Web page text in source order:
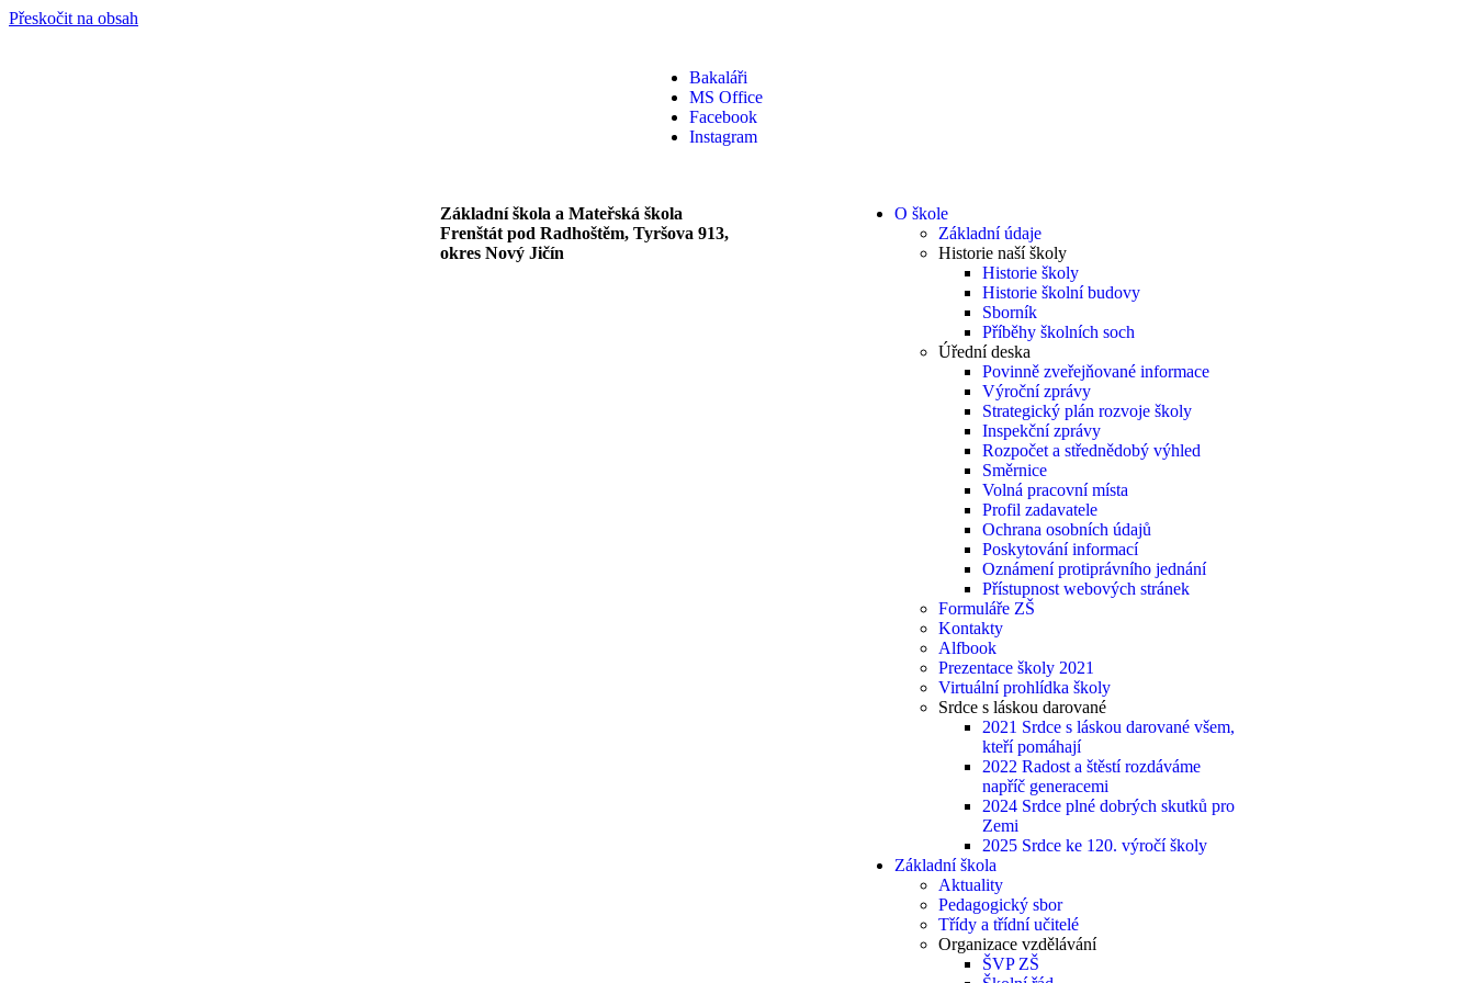
Přeskočit na obsah
Bakaláři
MS Office
Facebook
Instagram
Základní škola a Mateřská škola
Frenštát pod Radhoštěm, Tyršova 913,
okres Nový Jičín
O škole
Základní údaje
Historie naší školy
Historie školy
Historie školní budovy
Sborník
Příběhy školních soch
Úřední deska
Povinně zveřejňované informace
Výroční zprávy
Strategický plán rozvoje školy
Inspekční zprávy
Rozpočet a střednědobý výhled
Směrnice
Volná pracovní místa
Profil zadavatele
Ochrana osobních údajů
Poskytování informací
Oznámení protiprávního jednání
Přístupnost webových stránek
Formuláře ZŠ
Kontakty
Alfbook
Prezentace školy 2021
Virtuální prohlídka školy
Srdce s láskou darované
2021 Srdce s láskou darované všem,
kteří pomáhají
2022 Radost a štěstí rozdáváme
napříč generacemi
2024 Srdce plné dobrých skutků pro
Zemi
2025 Srdce ke 120. výročí školy
Základní škola
Aktuality
Pedagogický sbor
Třídy a třídní učitelé
Organizace vzdělávání
ŠVP ZŠ